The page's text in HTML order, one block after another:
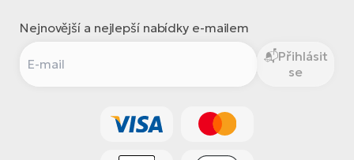
Nejnovější a nejlepší nabídky e-mailem
Přihlásit
se